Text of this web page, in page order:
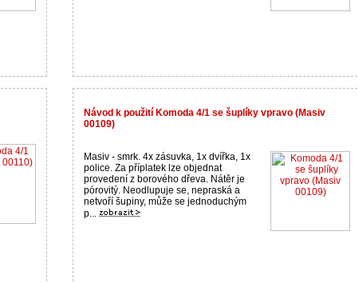
Návod k použití Komoda 4/1 se šuplíky vpravo (Masiv
00109)
Masiv - smrk. 4x zásuvka, 1x dvířka, 1x
police. Za příplatek lze objednat
provedení z borového dřeva. Nátěr je
pórovitý. Neodlupuje se, nepraská a
netvoří šupiny, může se jednoduchým
p...